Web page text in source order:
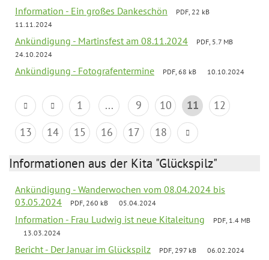
Information - Ein großes Dankeschön
PDF, 22 kB
11.11.2024
Ankündigung - Martinsfest am 08.11.2024
PDF, 5.7 MB
24.10.2024
Ankündigung - Fotografentermine PDF, 68 kB 10.10.2024
1 ... 9 10 11
12
13
14 15 16 17 18
Informationen aus der Kita "Glückspilz"
Ankündigung - Wanderwochen vom 08.04.2024 bis
03.05.2024
PDF, 260 kB 05.04.2024
Information - Frau Ludwig ist neue Kitaleitung
PDF, 1.4 MB
13.03.2024
Bericht - Der Januar im Glückspilz PDF, 297 kB 06.02.2024